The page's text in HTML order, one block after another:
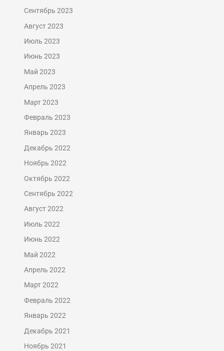
Сентябрь 2023
Август 2023
Июль 2023
Июнь 2023
Май 2023
Апрель 2023
Март 2023
Февраль 2023
Январь 2023
Декабрь 2022
Ноябрь 2022
Октябрь 2022
Сентябрь 2022
Август 2022
Июль 2022
Июнь 2022
Май 2022
Апрель 2022
Март 2022
Февраль 2022
Январь 2022
Декабрь 2021
Ноябрь 2021